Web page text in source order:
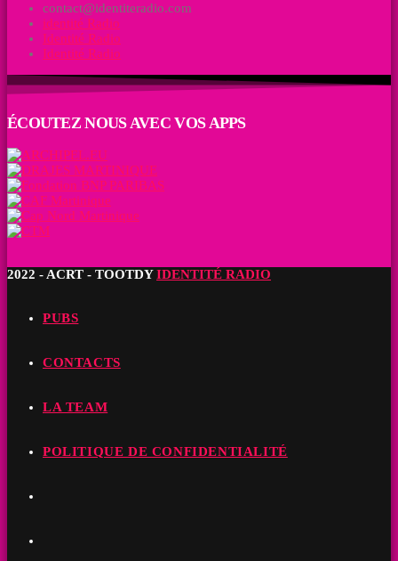
contact@identiteradio.com
identité Radio
Identité Radio
Identité Radio
ÉCOUTEZ NOUS AVEC VOS APPS
2022 - ACRT - TOOTDYIDENTITÉ RADIO
PUBS
CONTACTS
LA TEAM
POLITIQUE DE CONFIDENTIALITÉ